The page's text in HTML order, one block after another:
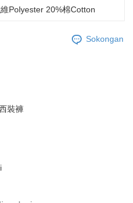
Polyester 20%棉Cotton
Sokongan
裝褲